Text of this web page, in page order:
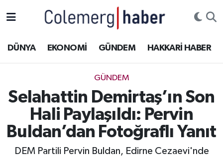
DÜNYA EKONOMİ GÜNDEM HAKKARİ HABER
GÜNDEM
Selahattin Demirtaş’ın Son
Hali Paylaşıldı: Pervin
Buldan’dan Fotoğraflı Yanıt
DEM Partili Pervin Buldan, Edirne Cezaevi'nde
ASAYİŞ
DOĞA
DÜNYA
Hakkâri Hava Durumu
Hakkari Namaz Vakitleri
Hakkâri Trafik Yoğunluk Haritası
Süper Lig Puan Durumu ve Fikstür